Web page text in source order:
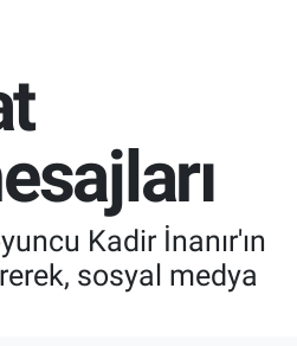
Kadir İnanır'ın
sosyal medya